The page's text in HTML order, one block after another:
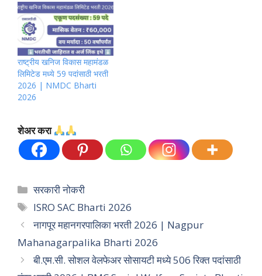
राष्ट्रीय खनिज विकास महामंडळ
लिमिटेड मध्ये 59 पदांसाठी भरती
2026 | NMDC Bharti
2026
शेअर करा
Categories
सरकारी नोकरी
Tags
ISRO SAC Bharti 2026
नागपूर महानगरपालिका भरती 2026 | Nagpur
Mahanagarpalika Bharti 2026
बी.एम.सी. सोशल वेलफेअर सोसायटी मध्ये 506 रिक्त पदांसाठी